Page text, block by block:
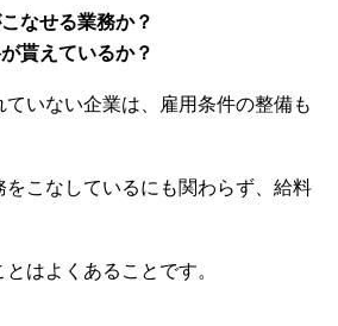
なせる業務か？
貰えているか？
いない企業は、雇用条件の整備も
こなしているにも関わらず、給料
はよくあることです。